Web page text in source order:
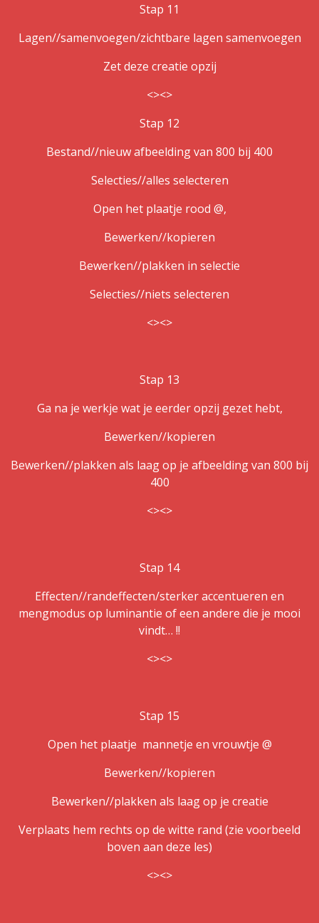
Stap 11
Lagen//samenvoegen/zichtbare lagen samenvoegen
Zet deze creatie opzij
<><>
Stap 12
Bestand//nieuw afbeelding van 800 bij 400
Selecties//alles selecteren
Open het plaatje rood @,
Bewerken//kopieren
Bewerken//plakken in selectie
Selecties//niets selecteren
<><>
Stap 13
Ga na je werkje wat je eerder opzij gezet hebt,
Bewerken//kopieren
Bewerken//plakken als laag op je afbeelding van 800 bij
400
<><>
Stap 14
Effecten//randeffecten/sterker accentueren en
mengmodus op luminantie of een andere die je mooi
vindt… !!
<><>
Stap 15
Open het plaatje mannetje en vrouwtje @
Bewerken//kopieren
Bewerken//plakken als laag op je creatie
Verplaats hem rechts op de witte rand (zie voorbeeld
boven aan deze les)
<><>